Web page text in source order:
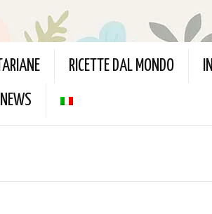
RICETTE DAL MONDO
NEWS